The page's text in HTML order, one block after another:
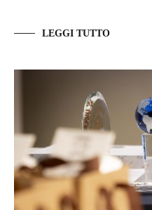
LEGGI TUTTO